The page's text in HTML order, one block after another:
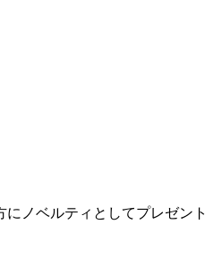
ノベルティとしてプレゼント